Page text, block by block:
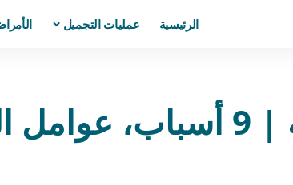
الرئيسية عمليات التجميل
ضربات قلب هاربة | 9 أسباب،